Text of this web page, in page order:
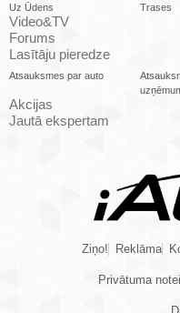
Uz Ūdens
Trases
Video&TV
Forums
Lasītāju pieredze
Atsauksmes par auto
Akcijas
Jautā ekspertam
Ziņo! Reklāma
Privātuma